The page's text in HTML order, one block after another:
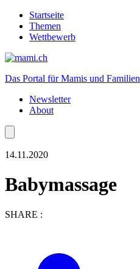
Startseite
Themen
Wettbewerb
Das Portal für Mamis und Familien
Newsletter
About
14.11.2020
Babymassage
SHARE :